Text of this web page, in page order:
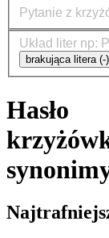
brakująca litera (-)
Hasło